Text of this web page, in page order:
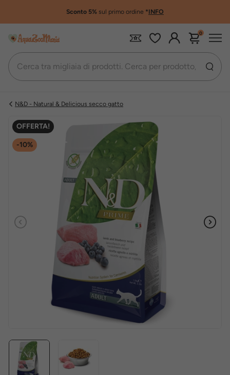
Sconto 5% sul primo ordine *INFO
0
N&D - Natural & Delicious secco gatto
OFFERTA!
-10%
Precedente